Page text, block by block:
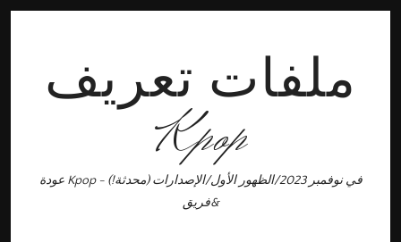
ملفات تعريف
Kpop
عودة Kpop في نوفمبر 2023/الظهور الأول/الإصدارات (محدثة!) -
&فريق